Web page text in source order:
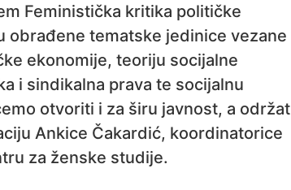
Feministička kritika političke
obrađene tematske jedinice vezane
ekonomije, teoriju socijalne
i sindikalna prava te socijalnu
otvoriti i za širu javnost, a održat
Ankice Čakardić, koordinatorice
za ženske studije.